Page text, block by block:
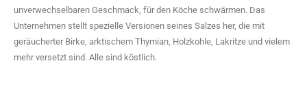
unverwechselbaren Geschmack, für den Köche schwärmen. Das
Unternehmen stellt spezielle Versionen seines Salzes her, die mit
geräucherter Birke, arktischem Thymian, Holzkohle, Lakritze und vielem
mehr versetzt sind. Alle sind köstlich.